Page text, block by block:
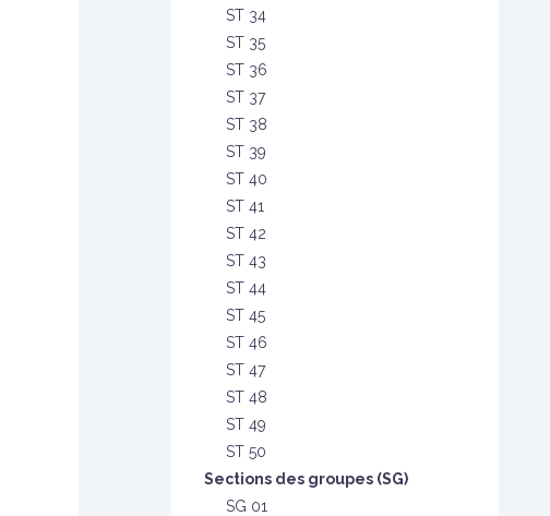
ST 34
ST 35
ST 36
ST 37
ST 38
ST 39
ST 40
ST 41
ST 42
ST 43
ST 44
ST 45
ST 46
ST 47
ST 48
ST 49
ST 50
Sections des groupes (SG)
SG 01